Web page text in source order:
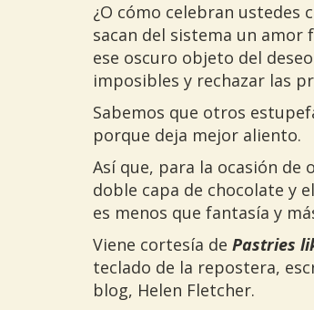
¿O cómo celebran ustedes
sacan del sistema un amor
ese oscuro objeto del
imposibles y rechazar las
Sabemos que otros
porque deja mejor aliento.
Así que, para la ocasión de
doble capa de chocolate y
es menos que fantasía y
Viene cortesía de Pastries
teclado de la repostera,
blog, Helen Fletcher.